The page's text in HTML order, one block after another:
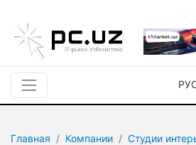
Главная Компании
Студии